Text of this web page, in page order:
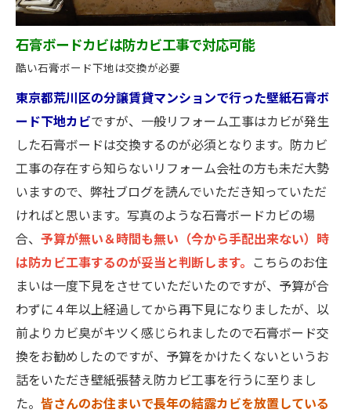
石膏ボードカビは防カビ工事で対応可能
酷い石膏ボード下地は交換が必要
東京都荒川区の分譲賃貸マンションで行った壁紙石膏ボ
ード下地カビですが、一般リフォーム工事はカビが発生
した石膏ボードは交換するのが必須となります。防カビ
工事の存在すら知らないリフォーム会社の方も未だ大勢
いますので、弊社ブログを読んでいただき知っていただ
ければと思います。写真のような石膏ボードカビの場
合、 予算が無い＆時間も無い（今から手配出来ない）時
は防カビ工事するのが妥当と判断します。 こちらのお住
まいは一度下見をさせていただいたのですが、予算が合
わずに４年以上経過してから再下見になりましたが、以
前よりカビ臭がキツく感じられましたので石膏ボード交
換をお勧めしたのですが、予算をかけたくないというお
話をいただき壁紙張替え防カビ工事を行うに至りまし
た。 皆さんのお住まいで長年の結露カビを放置している